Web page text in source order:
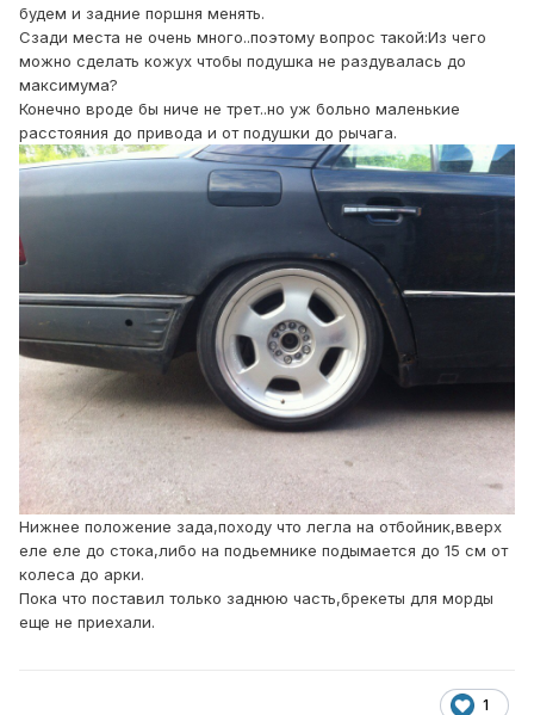
будем и задние поршня менять.
Сзади места не очень много..поэтому вопрос такой:Из чего
можно сделать кожух чтобы подушка не раздувалась до
максимума?
Конечно вроде бы ниче не трет..но уж больно маленькие
расстояния до привода и от подушки до рычага.
Нижнее положение зада,походу что легла на отбойник,вверх
еле еле до стока,либо на подьемнике подымается до 15 см от
колеса до арки.
Пока что поставил только заднюю часть,брекеты для морды
еще не приехали.
1